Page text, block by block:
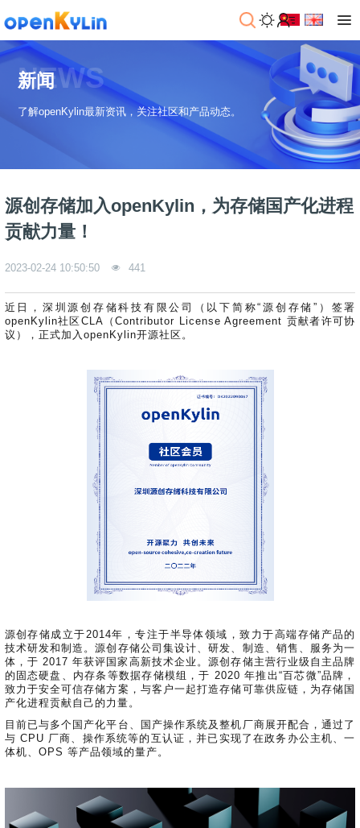
NEWS
新闻
了解openKylin最新资讯，关注社区和产品动态。
源创存储加入openKylin，为存储国产化进程
贡献力量！
2023-02-24 10:50:50 441
近日，深圳源创存储科技有限公司（以下简称“源创存储”）签署
openKylin社区CLA（Contributor License Agreement 贡献者许可协
议），正式加入openKylin开源社区。
源创存储成立于2014年，专注于半导体领域，致力于高端存储产品的
技术研发和制造。源创存储公司集设计、研发、制造、销售、服务为一
体，于 2017 年获评国家高新技术企业。源创存储主营行业级自主品牌
的固态硬盘、内存条等数据存储模组，于 2020 年推出“百芯微”品牌，
致力于安全可信存储方案，与客户一起打造存储可靠供应链，为存储国
产化进程贡献自己的力量。
目前已与多个国产化平台、国产操作系统及整机厂商展开配合，通过了
与 CPU 厂商、操作系统等的互认证，并已实现了在政务办公主机、一
体机、OPS 等产品领域的量产。